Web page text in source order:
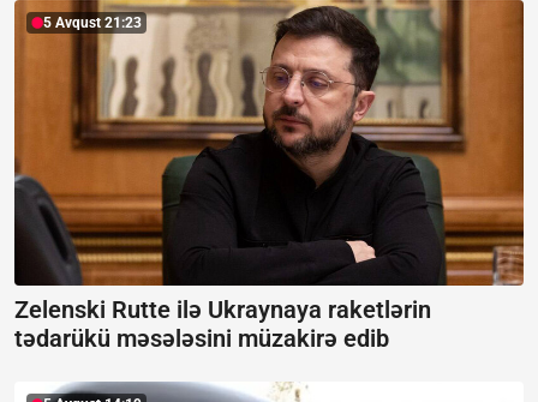
5 Avqust 21:23
Zelenski Rutte ilə Ukraynaya raketlərin
tədarükü məsələsini müzakirə edib